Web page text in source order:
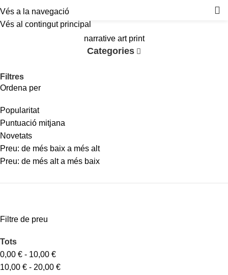
Vés a la navegació
Vés al contingut principal
narrative art print
Categories
Filtres
Ordena per
Popularitat
Puntuació mitjana
Novetats
Preu: de més baix a més alt
Preu: de més alt a més baix
Filtre de preu
Tots
0,00 € - 10,00 €
10,00 € - 20,00 €